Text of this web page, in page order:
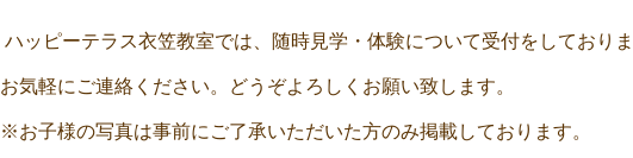
ハッピーテラス衣笠教室では、随時見学・体験について受付をしており
お気軽にご連絡ください。どうぞよろしくお願い致します。
※お子様の写真は事前にご了承いただいた方のみ掲載しております。